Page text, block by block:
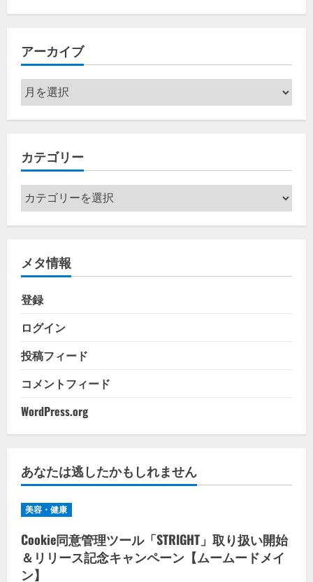
アーカイブ
ア
ー
カ
ブ
カテゴリー
カ
テ
ゴ
ー
メタ情報
登録
ログイン
投稿フィード
コメントフィード
WordPress.org
あなたは逃したかもしれません
美容・健康
Cookie同意管理ツール「STRIGHT」取り扱い開始
＆リリース記念キャンペーン【ムームードメイ
ン】